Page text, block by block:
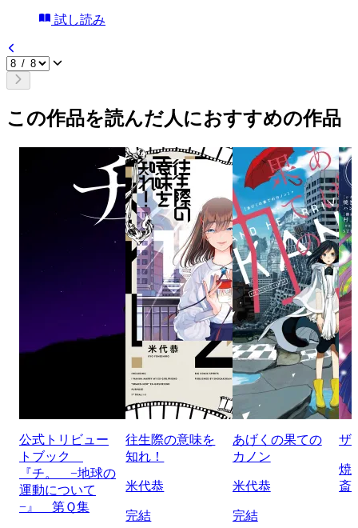
試し読み
この作品を読んだ人におすすめの作品
公式トリビュー
トブック
『チ。 −地球の
運動について
−』 第Ｑ集
往生際の意味を
知れ！
米代恭
完結
あげくの果ての
カノン
米代恭
完結
ザ
焼
斎